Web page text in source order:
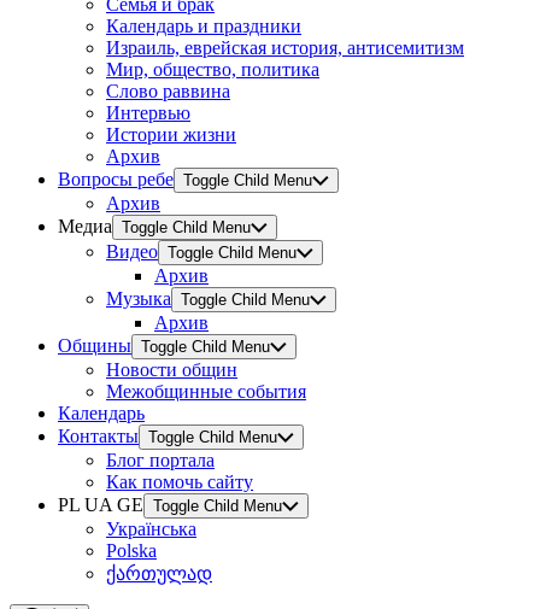
Семья и брак
Календарь и праздники
Израиль, еврейская история, антисемитизм
Мир, общество, политика
Слово раввина
Интервью
Истории жизни
Архив
Вопросы ребе Toggle Child Menu
Архив
Медиа Toggle Child Menu
Видео Toggle Child Menu
Архив
Музыка Toggle Child Menu
Архив
Общины Toggle Child Menu
Новости общин
Межобщинные события
Календарь
Контакты Toggle Child Menu
Блог портала
Как помочь сайту
PL UA GE Toggle Child Menu
Українська
Polska
ქართულად